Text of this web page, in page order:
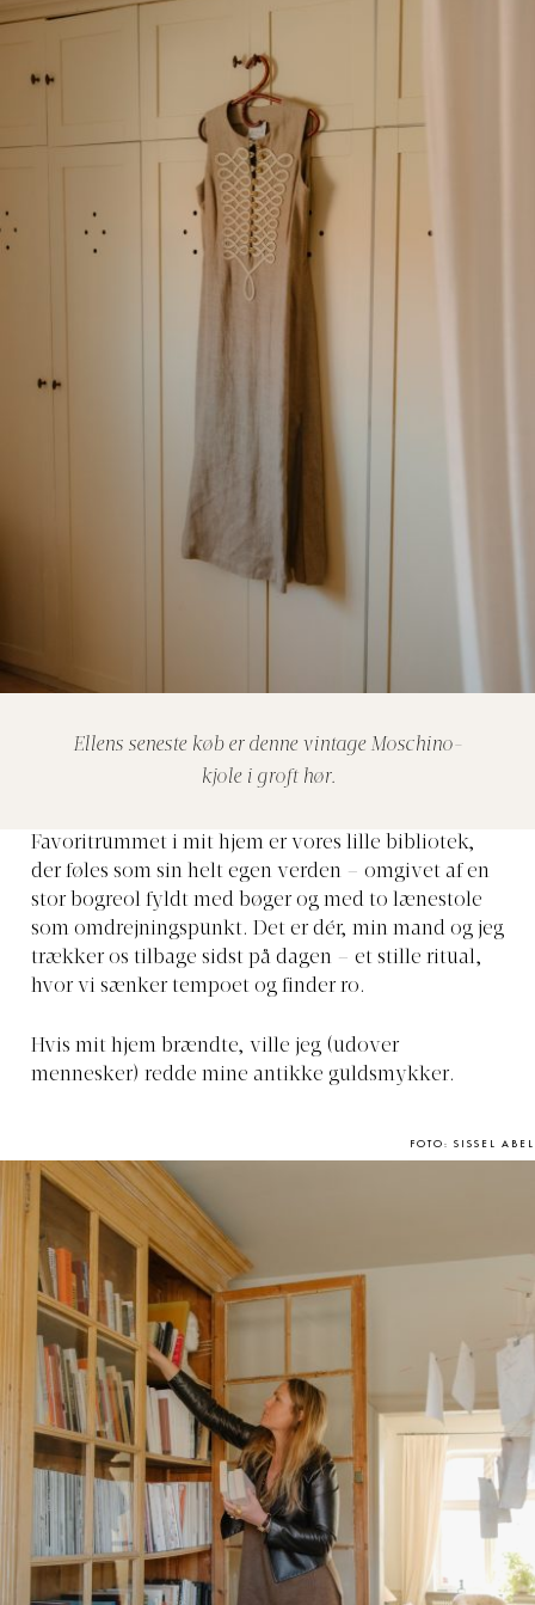
Ellens seneste køb er denne vintage Moschino-
kjole i groft hør.
Favoritrummet i mit hjem er vores lille bibliotek,
der føles som sin helt egen verden – omgivet af en
stor bogreol fyldt med bøger og med to lænestole
som omdrejningspunkt. Det er dér, min mand og jeg
trækker os tilbage sidst på dagen – et stille ritual,
hvor vi sænker tempoet og finder ro.
Hvis mit hjem brændte, ville jeg (udover
mennesker) redde mine antikke guldsmykker.
FOTO: SISSEL ABEL